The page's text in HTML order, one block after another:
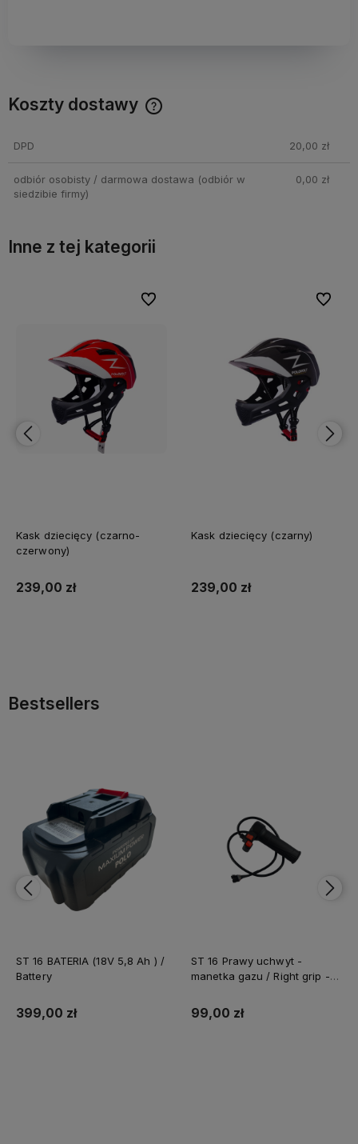
Koszty dostawy
DPD 20,00 zł
odbiór osobisty / darmowa dostawa (odbiór w
siedzibie firmy)
0,00 zł
Inne z tej kategorii
Kask dziecięcy (czarno-
czerwony)
239,00 zł
Do ulubionych
Do ulubionych
Kask dziecięcy (czarny)
239,00 zł
Do
Do
Bestsellers
ST 16 BATERIA (18V 5,8 Ah ) /
Battery
399,00 zł
ST 16 Prawy uchwyt -
manetka gazu / Right grip -
99,00 zł